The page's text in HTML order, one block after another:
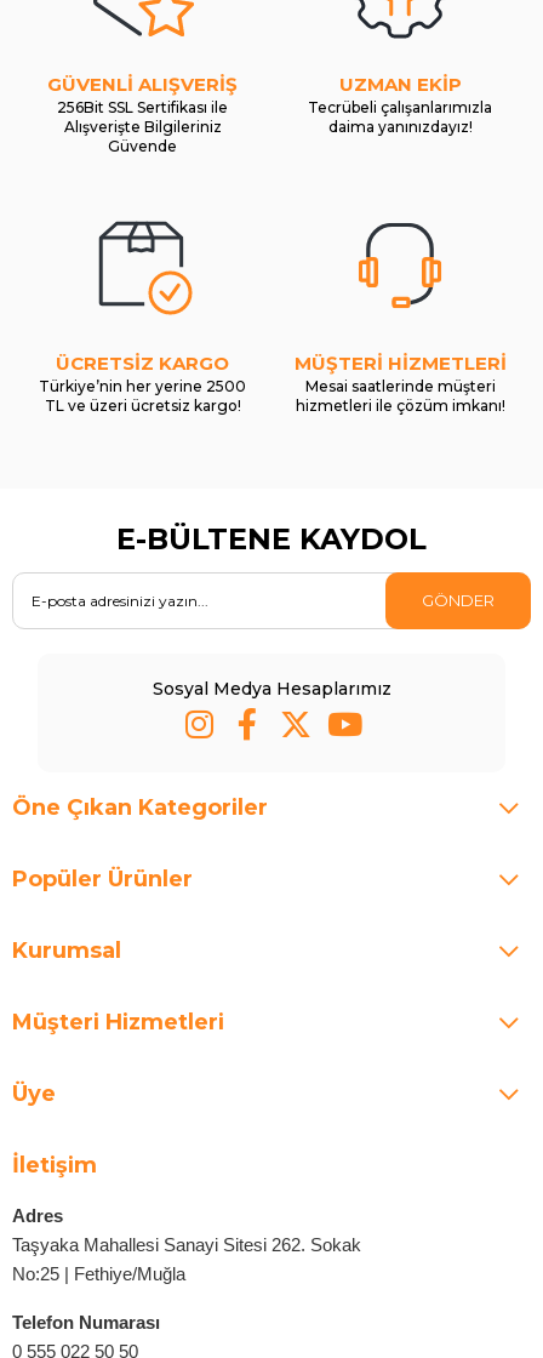
GÜVENLİ ALIŞVERİŞ
256Bit SSL Sertifikası ile
Alışverişte Bilgileriniz
Güvende
UZMAN EKİP
Tecrübeli çalışanlarımızla
daima yanınızdayız!
ÜCRETSİZ KARGO
Türkiye’nin her yerine 2500
TL ve üzeri ücretsiz kargo!
MÜŞTERİ HİZMETLERİ
Mesai saatlerinde müşteri
hizmetleri ile çözüm imkanı!
E-BÜLTENE KAYDOL
GÖNDER
Sosyal Medya Hesaplarımız
Öne Çıkan Kategoriler
Popüler Ürünler
Kurumsal
Müşteri Hizmetleri
Üye
İletişim
Adres
Taşyaka Mahallesi Sanayi Sitesi 262. Sokak
No:25 | Fethiye/Muğla
Telefon Numarası
0 555 022 50 50